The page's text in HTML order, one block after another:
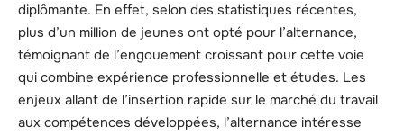
diplômante. En effet, selon des statistiques récentes,
plus d’un million de jeunes ont opté pour l’alternance,
témoignant de l’engouement croissant pour cette voie
qui combine expérience professionnelle et études. Les
enjeux allant de l’insertion rapide sur le marché du travail
aux compétences développées, l’alternance intéresse